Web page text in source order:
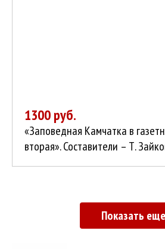
1300 руб.
«Заповедная Камчатка в
вторая». Составители – Т.
Показать еще